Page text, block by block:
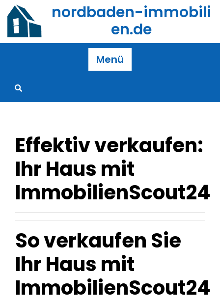
Zum
Inhalt
springen
nordbaden-immobili
en.de
Menü
Effektiv verkaufen:
Ihr Haus mit
ImmobilienScout24
So verkaufen Sie
Ihr Haus mit
ImmobilienScout24